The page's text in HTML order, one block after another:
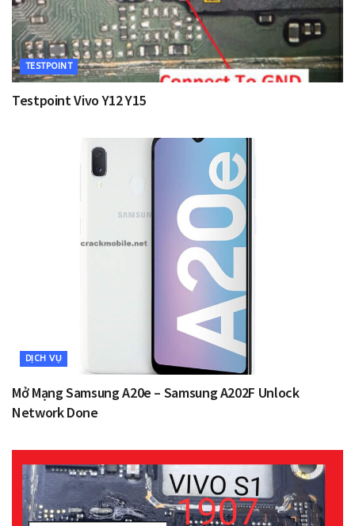
TESTPOINT
Testpoint Vivo Y12 Y15
DỊCH VỤ
Mở Mạng Samsung A20e – Samsung A202F Unlock
Network Done